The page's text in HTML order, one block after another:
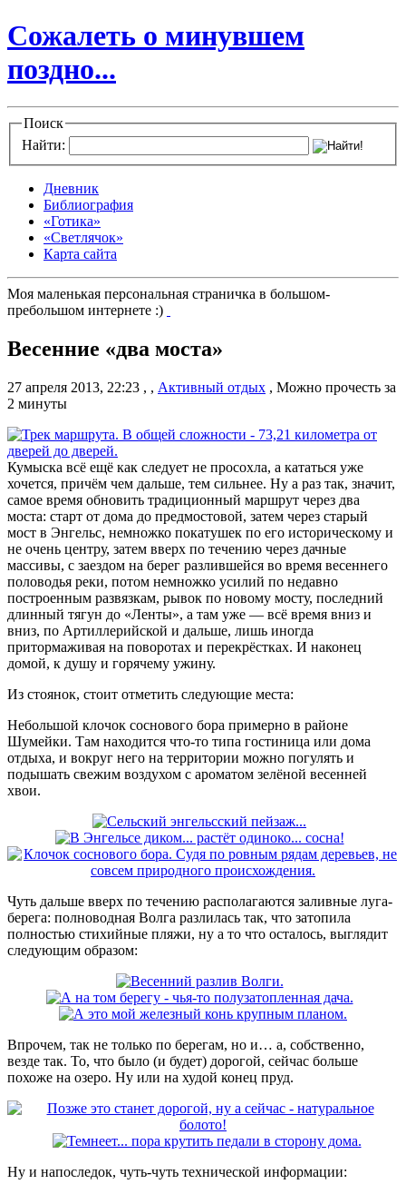
Сожалеть о минувшем
поздно...
Поиск
Найти:
Дневник
Библиография
«Готика»
«Светлячок»
Карта сайта
Моя маленькая персональная страничка в большом-
пребольшом интернете :)
Весенние «два моста»
27 апреля 2013, 22:23 , , Активный отдых , Можно прочесть за
2 минуты
Кумыска всё ещё как следует не просохла, а кататься уже
хочется, причём чем дальше, тем сильнее. Ну а раз так, значит,
самое время обновить традиционный маршрут через два
моста: старт от дома до предмостовой, затем через старый
мост в Энгельс, немножко покатушек по его историческому и
не очень центру, затем вверх по течению через дачные
массивы, с заездом на берег разлившейся во время весеннего
половодья реки, потом немножко усилий по недавно
построенным развязкам, рывок по новому мосту, последний
длинный тягун до «Ленты», а там уже — всё время вниз и
вниз, по Артиллерийской и дальше, лишь иногда
притормаживая на поворотах и перекрёстках. И наконец
домой, к душу и горячему ужину.
Из стоянок, стоит отметить следующие места:
Небольшой клочок соснового бора примерно в районе
Шумейки. Там находится что-то типа гостиница или дома
отдыха, и вокруг него на территории можно погулять и
подышать свежим воздухом с ароматом зелёной весенней
хвои.
Чуть дальше вверх по течению располагаются заливные луга-
берега: полноводная Волга разлилась так, что затопила
полностью стихийные пляжи, ну а то что осталось, выглядит
следующим образом:
Впрочем, так не только по берегам, но и… а, собственно,
везде так. То, что было (и будет) дорогой, сейчас больше
похоже на озеро. Ну или на худой конец пруд.
Ну и напоследок, чуть-чуть технической информации: